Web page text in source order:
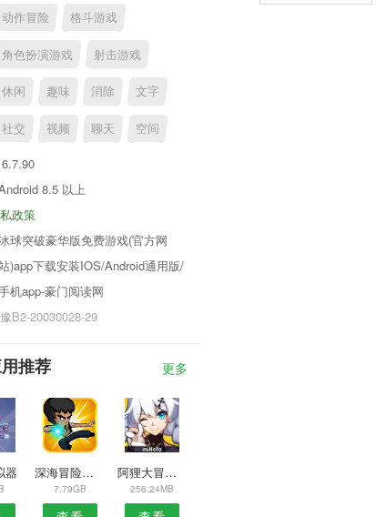
动作冒险 格斗游戏
角色扮演游戏 射击游戏
休闲 趣味 消除 文字
社交 视频 聊天 空间
6.7.90
8.5 以上
政策
球突破豪华版免费游戏(官方网
)app下载安装IOS/Android通用版/
机app-豪门阅读网
B2-20030028-29
推荐 更多
器 深海冒险召唤神龙
7.79GB
阿狸大冒险无限钻石版
256.24MB